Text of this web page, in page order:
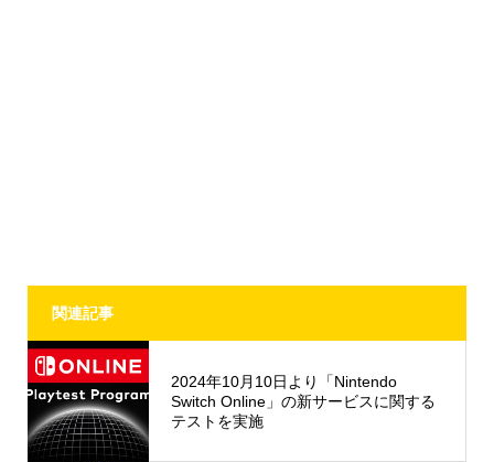
関連記事
2024年10月10日より「Nintendo
Switch Online」の新サービスに関する
テストを実施